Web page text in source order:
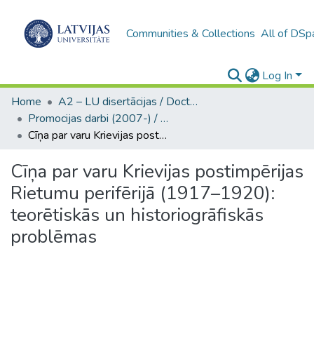
Communities & Collections All of
Log In
Home
A2 – LU disertācijas / Doctoral theses UL
Promocijas darbi (2007-) / Theses PhD
Cīņa par varu Krievijas postimpērijas Rietumu perifērijā (1917–1920): teorētiskās un historiogrāfiskās problēmas
Cīņa par varu Krievijas postimpērijas
Rietumu perifērijā (1917–1920):
teorētiskās un historiogrāfiskās
problēmas